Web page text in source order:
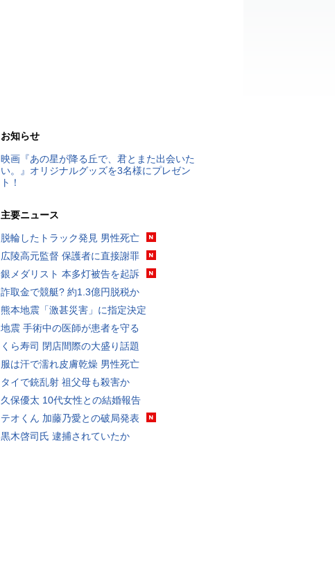
お知らせ
映画『あの星が降る丘で、君とまた出会いた
い。』オリジナルグッズを3名様にプレゼン
ト！
主要ニュース
脱輪したトラック発見 男性死亡
広陵高元監督 保護者に直接謝罪
銀メダリスト 本多灯被告を起訴
詐取金で競艇? 約1.3億円脱税か
熊本地震「激甚災害」に指定決定
地震 手術中の医師が患者を守る
くら寿司 閉店間際の大盛り話題
服は汗で濡れ皮膚乾燥 男性死亡
タイで銃乱射 祖父母も殺害か
久保優太 10代女性との結婚報告
テオくん 加藤乃愛との破局発表
黒木啓司氏 逮捕されていたか